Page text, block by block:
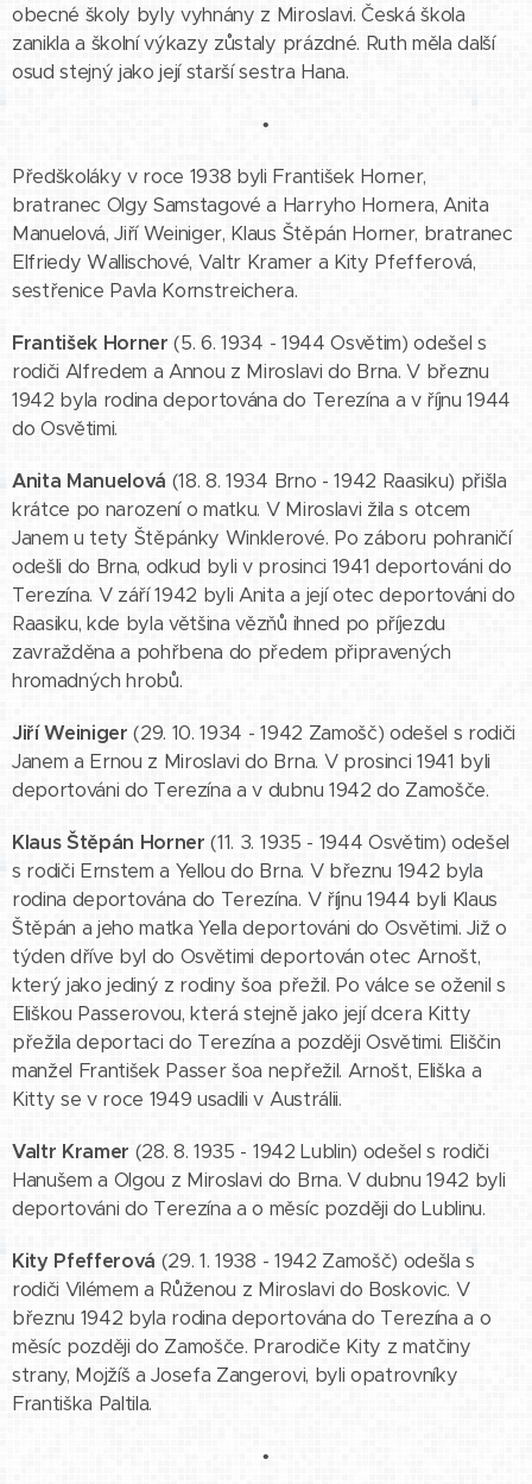
obecné školy byly vyhnány z Miroslavi. Česká škola
zanikla a školní výkazy zůstaly prázdné. Ruth měla další
osud stejný jako její starší sestra Hana.
•
Předškoláky v roce 1938 byli František Horner,
bratranec Olgy Samstagové a Harryho Hornera, Anita
Manuelová, Jiří Weiniger, Klaus Štěpán Horner, bratranec
Elfriedy Wallischové, Valtr Kramer a Kity Pfefferová,
sestřenice Pavla Kornstreichera.
František Horner (5. 6. 1934 - 1944 Osvětim) odešel s
rodiči Alfredem a Annou z Miroslavi do Brna. V březnu
1942 byla rodina deportována do Terezína a v říjnu 1944
do Osvětimi.
Anita Manuelová (18. 8. 1934 Brno - 1942 Raasiku) přišla
krátce po narození o matku. V Miroslavi žila s otcem
Janem u tety Štěpánky Winklerové. Po záboru pohraničí
odešli do Brna, odkud byli v prosinci 1941 deportováni do
Terezína. V září 1942 byli Anita a její otec deportováni do
Raasiku, kde byla většina vězňů ihned po příjezdu
zavražděna a pohřbena do předem připravených
hromadných hrobů.
Jiří Weiniger (29. 10. 1934 - 1942 Zamošč) odešel s rodiči
Janem a Ernou z Miroslavi do Brna. V prosinci 1941 byli
deportováni do Terezína a v dubnu 1942 do Zamošče.
Klaus Štěpán Horner (11. 3. 1935 - 1944 Osvětim) odešel
s rodiči Ernstem a Yellou do Brna. V březnu 1942 byla
rodina deportována do Terezína. V říjnu 1944 byli Klaus
Štěpán a jeho matka Yella deportováni do Osvětimi. Již o
týden dříve byl do Osvětimi deportován otec Arnošt,
který jako jediný z rodiny šoa přežil. Po válce se oženil s
Eliškou Passerovou, která stejně jako její dcera Kitty
přežila deportaci do Terezína a později Osvětimi. Eliščin
manžel František Passer šoa nepřežil. Arnošt, Eliška a
Kitty se v roce 1949 usadili v Austrálii.
Valtr Kramer (28. 8. 1935 - 1942 Lublin) odešel s rodiči
Hanušem a Olgou z Miroslavi do Brna. V dubnu 1942 byli
deportováni do Terezína a o měsíc později do Lublinu.
Kity Pfefferová (29. 1. 1938 - 1942 Zamošč) odešla s
rodiči Vilémem a Růženou z Miroslavi do Boskovic. V
březnu 1942 byla rodina deportována do Terezína a o
měsíc později do Zamošče. Prarodiče Kity z matčiny
strany, Mojžíš a Josefa Zangerovi, byli opatrovníky
Františka Paltila.
•